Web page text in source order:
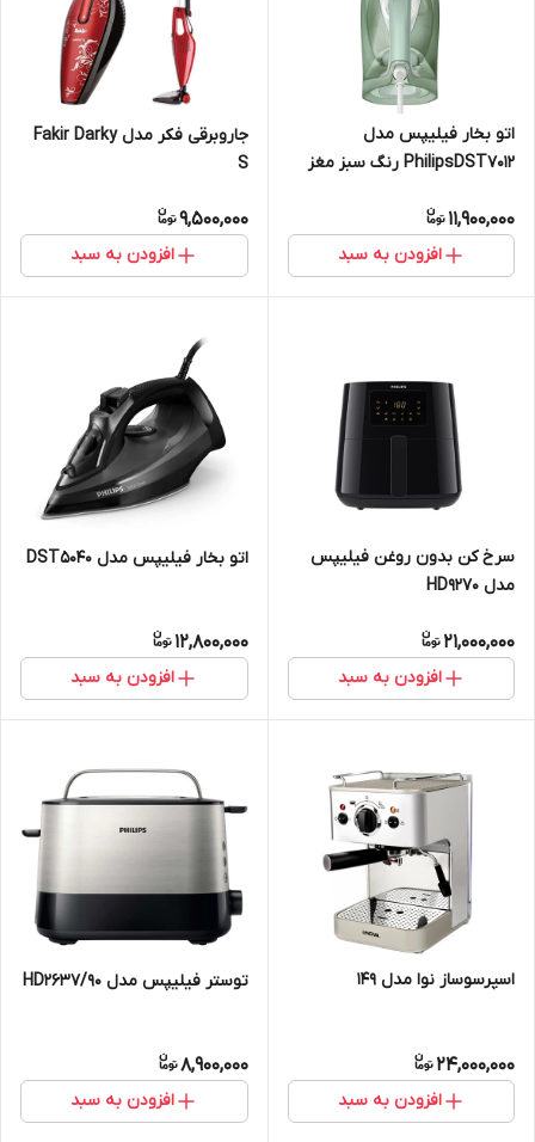
اتو بخار فیلیپس مدل
PhilipsDST7012 رنگ سبز مغز
11,900,000
افزودن به سبد
جاروبرقی فکر مدل Fakir Darky
S
9,500,000
افزودن به سبد
سرخ کن بدون روغن فیلیپس
مدل HD9270
21,000,000
افزودن به سبد
اتو بخار فیلیپس مدل DST5040
12,800,000
افزودن به سبد
اسپرسوساز نوا مدل 149
24,000,000
افزودن به سبد
توستر فیلیپس مدل HD2637/90
8,900,000
افزودن به سبد